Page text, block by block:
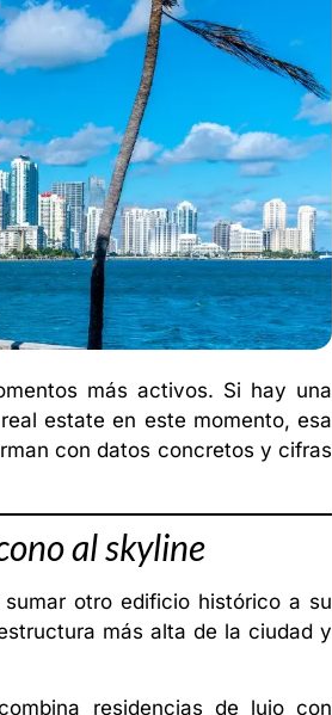
más activos. Si hay una
estate en este momento, esa
con datos concretos y cifras
al skyline
otro edificio histórico a su
más alta de la ciudad y
residencias de lujo con